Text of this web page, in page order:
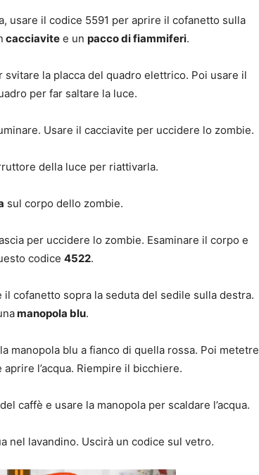
usare il codice 5591 per aprire il cofanetto sulla
cacciavitee un pacco di fiammiferi.
la placca del quadro elettrico. Poi usare il
per far saltare la luce.
Usare il cacciavite per uccidere lo zombie.
della luce per riattivarla.
sul corpo dello zombie.
per uccidere lo zombie. Esaminare il corpo e
codice 4522.
cofanetto sopra la seduta del sedile sulla destra.
manopola blu.
manopola blu a fianco di quella rossa. Poi metetre
l’acqua. Riempire il bicchiere.
caffè e usare la manopola per scaldare l’acqua.
nel lavandino. Uscirà un codice sul vetro.